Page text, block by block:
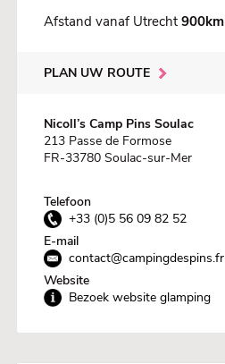
Afstand vanaf Utrecht 900km
PLAN UW ROUTE
Nicoll’s Camp Pins Soulac
213 Passe de Formose
FR-33780 Soulac-sur-Mer
Telefoon
+33 (0)5 56 09 82 52
E-mail
contact@campingdespins.fr
Website
Bezoek website glamping